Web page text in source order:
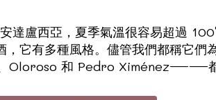
達盧西亞，夏季氣溫很容易超過
，它有多種風格。儘管我們都稱
Oloroso 和 Pedro Ximénez——都